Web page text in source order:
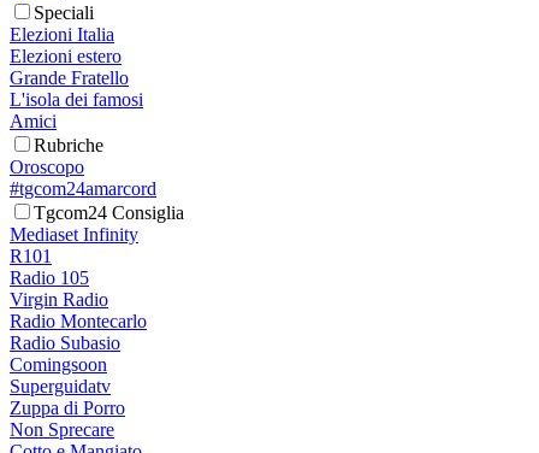
Speciali
Elezioni Italia
Elezioni estero
Grande Fratello
L'isola dei famosi
Amici
Rubriche
Oroscopo
#tgcom24amarcord
Tgcom24 Consiglia
Mediaset Infinity
R101
Radio 105
Virgin Radio
Radio Montecarlo
Radio Subasio
Comingsoon
Superguidatv
Zuppa di Porro
Non Sprecare